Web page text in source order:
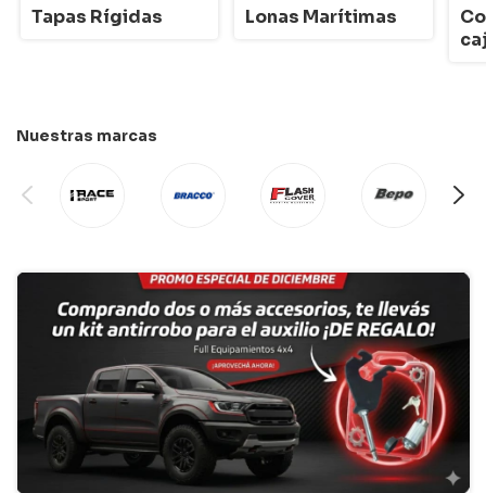
Tapas Rígidas Lonas Marítimas
Nuestras marcas